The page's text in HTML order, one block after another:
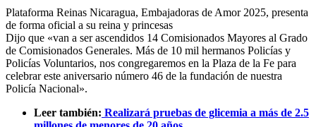
Plataforma Reinas Nicaragua, Embajadoras de Amor 2025, presenta
de forma oficial a su reina y princesas
Dijo que «van a ser ascendidos 14 Comisionados Mayores al Grado
de Comisionados Generales. Más de 10 mil hermanos Policías y
Policías Voluntarios, nos congregaremos en la Plaza de la Fe para
celebrar este aniversario número 46 de la fundación de nuestra
Policía Nacional».
Leer también: Realizará pruebas de glicemia a más de 2.5